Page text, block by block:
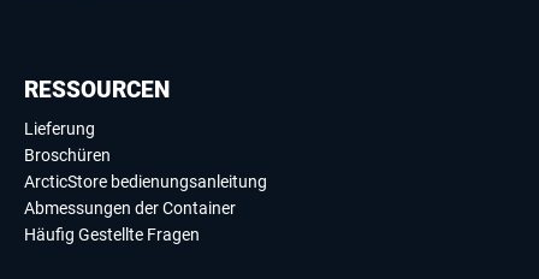
RESSOURCEN
Lieferung
Broschüren
ArcticStore bedienungsanleitung
Abmessungen der Container
Häufig Gestellte Fragen